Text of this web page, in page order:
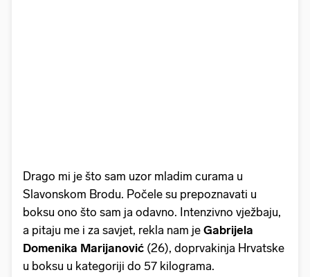
Drago mi je što sam uzor mladim curama u
Slavonskom Brodu. Počele su prepoznavati u
boksu ono što sam ja odavno. Intenzivno vježbaju,
a pitaju me i za savjet, rekla nam je Gabrijela
Domenika Marijanović (26), doprvakinja Hrvatske
u boksu u kategoriji do 57 kilograma.